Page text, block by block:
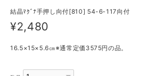
結晶ﾏｸﾞﾅ手押し向付[810] 54-6-117向付
¥2,480
16.5×15×5.6㎝※通常定価3575円の品。